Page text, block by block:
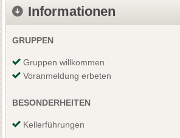
Informationen
GRUPPEN
Gruppen willkommen
Voranmeldung erbeten
BESONDERHEITEN
Kellerführungen